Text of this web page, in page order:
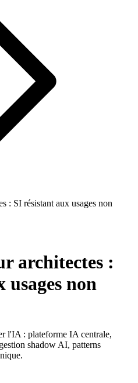
: SI résistant aux usages non
architectes :
usages non
l'IA : plateforme IA centrale,
shadow AI, patterns